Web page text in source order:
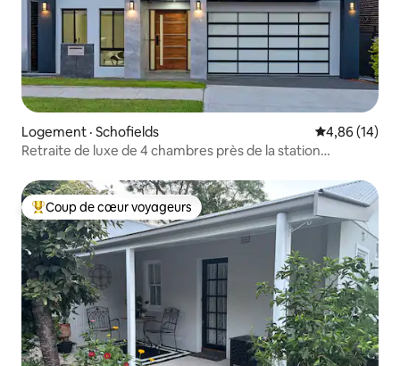
Logement · Schofields Note
4,86 (14)
Retraite de luxe de 4 chambres près de la station
Coup de cœur voyageurs parmi les plus aimés
Coup de cœur voyageurs